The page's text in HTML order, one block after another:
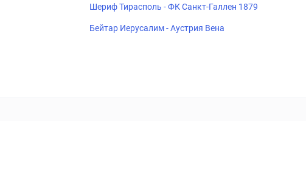
Шериф Тирасполь - ФК Санкт-Галлен 1879
Бейтар Иерусалим - Аустрия Вена